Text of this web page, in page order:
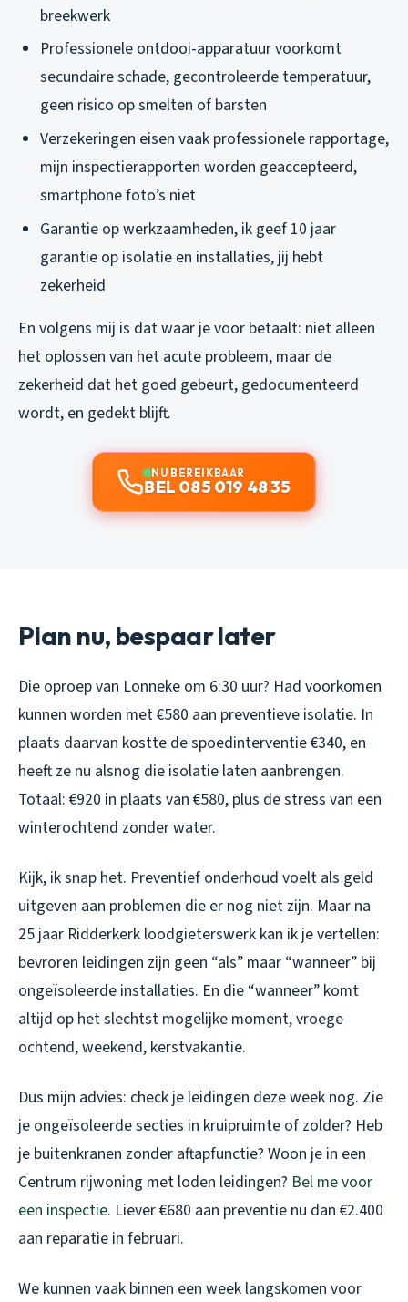
breekwerk
Professionele ontdooi-apparatuur voorkomt
secundaire schade, gecontroleerde temperatuur,
geen risico op smelten of barsten
Verzekeringen eisen vaak professionele rapportage,
mijn inspectierapporten worden geaccepteerd,
smartphone foto’s niet
Garantie op werkzaamheden, ik geef 10 jaar
garantie op isolatie en installaties, jij hebt
zekerheid
En volgens mij is dat waar je voor betaalt: niet alleen
het oplossen van het acute probleem, maar de
zekerheid dat het goed gebeurt, gedocumenteerd
wordt, en gedekt blijft.
NU BEREIKBAAR
BEL 085 019 48 35
Plan nu, bespaar later
Die oproep van Lonneke om 6:30 uur? Had voorkomen
kunnen worden met €580 aan preventieve isolatie. In
plaats daarvan kostte de spoedinterventie €340, en
heeft ze nu alsnog die isolatie laten aanbrengen.
Totaal: €920 in plaats van €580, plus de stress van een
winterochtend zonder water.
Kijk, ik snap het. Preventief onderhoud voelt als geld
uitgeven aan problemen die er nog niet zijn. Maar na
25 jaar Ridderkerk loodgieterswerk kan ik je vertellen:
bevroren leidingen zijn geen “als” maar “wanneer” bij
ongeïsoleerde installaties. En die “wanneer” komt
altijd op het slechtst mogelijke moment, vroege
ochtend, weekend, kerstvakantie.
Dus mijn advies: check je leidingen deze week nog. Zie
je ongeïsoleerde secties in kruipruimte of zolder? Heb
je buitenkranen zonder aftapfunctie? Woon je in een
Centrum rijwoning met loden leidingen? Bel me voor
een inspectie. Liever €680 aan preventie nu dan €2.400
aan reparatie in februari.
We kunnen vaak binnen een week langskomen voor